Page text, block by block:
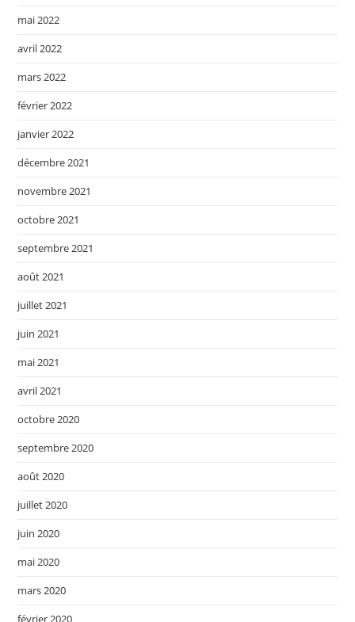
mai 2022
avril 2022
mars 2022
février 2022
janvier 2022
décembre 2021
novembre 2021
octobre 2021
septembre 2021
août 2021
juillet 2021
juin 2021
mai 2021
avril 2021
octobre 2020
septembre 2020
août 2020
juillet 2020
juin 2020
mai 2020
mars 2020
février 2020